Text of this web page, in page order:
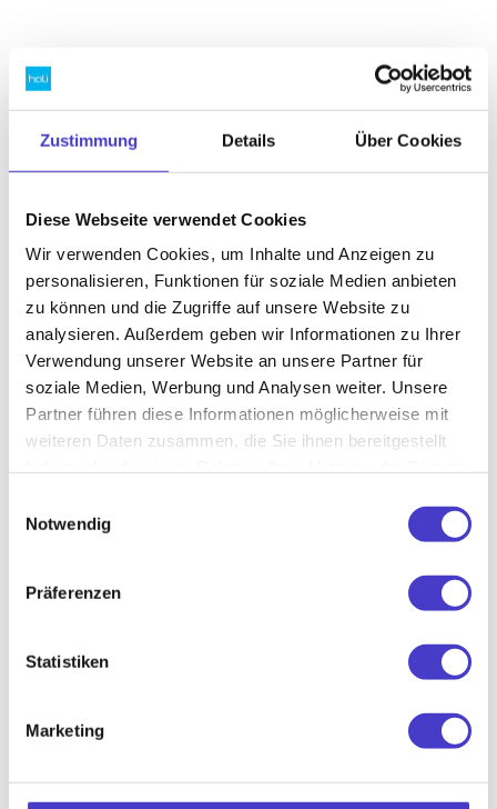
Zustimmung Details Über Cookies
Diese Webseite verwendet Cookies
Wir verwenden Cookies, um Inhalte und Anzeigen zu
personalisieren, Funktionen für soziale Medien anbieten
zu können und die Zugriffe auf unsere Website zu
analysieren. Außerdem geben wir Informationen zu Ihrer
Verwendung unserer Website an unsere Partner für
soziale Medien, Werbung und Analysen weiter. Unsere
Partner führen diese Informationen möglicherweise mit
weiteren Daten zusammen, die Sie ihnen bereitgestellt
Notwendig
Präferenzen
Statistiken
Marketing
Bleib auf dem Laufenden
und erhalte 10 € Rabatt!
Das Newsletter-Formular wird von unserem
Versanddienstleister Brevo geladen und ist deshalb
ausgeblendet. Um dich anzumelden, müssen
Marketing-Cookies erlaubt werden.
Cookie-Einstellungen öffnen
Egal ob es um deine Bestellung, ein Produkt oder die Planung
deines Arbeitsplatzes geht: Unser Team unterstützt dich
gerne persönlich. Such dir einfach den passenden
Kontaktweg aus. Wir freuen uns, von dir zu hören.